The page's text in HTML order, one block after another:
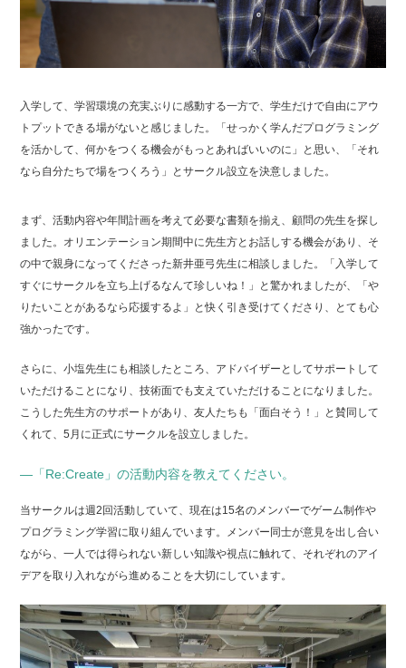
入学して、学習環境の充実ぶりに感動する一方で、学生だけで自由にアウ
トプットできる場がないと感じました。「せっかく学んだプログラミング
を活かして、何かをつくる機会がもっとあればいいのに」と思い、「それ
なら自分たちで場をつくろう」とサークル設立を決意しました。
まず、活動内容や年間計画を考えて必要な書類を揃え、顧問の先生を探し
ました。オリエンテーション期間中に先生方とお話しする機会があり、そ
の中で親身になってくださった新井亜弓先生に相談しました。「入学して
すぐにサークルを立ち上げるなんて珍しいね！」と驚かれましたが、「や
りたいことがあるなら応援するよ」と快く引き受けてくださり、とても心
強かったです。
さらに、小塩先生にも相談したところ、アドバイザーとしてサポートして
いただけることになり、技術面でも支えていただけることになりました。
こうした先生方のサポートがあり、友人たちも「面白そう！」と賛同して
くれて、5月に正式にサークルを設立しました。
―「Re:Create」の活動内容を教えてください。
当サークルは週2回活動していて、現在は15名のメンバーでゲーム制作や
プログラミング学習に取り組んでいます。メンバー同士が意見を出し合い
ながら、一人では得られない新しい知識や視点に触れて、それぞれのアイ
デアを取り入れながら進めることを大切にしています。